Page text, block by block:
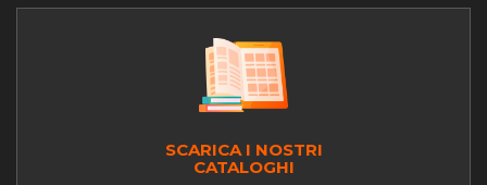
SCARICA I NOSTRI
CATALOGHI